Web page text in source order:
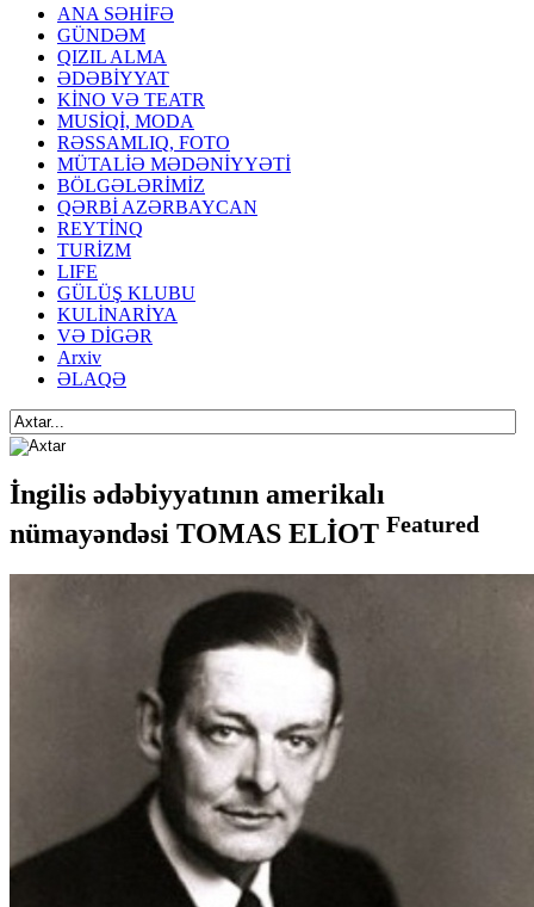
ANA SƏHİFƏ
GÜNDƏM
QIZIL ALMA
ƏDƏBİYYAT
KİNO VƏ TEATR
MUSİQİ, MODA
RƏSSAMLIQ, FOTO
MÜTALİƏ MƏDƏNİYYƏTİ
BÖLGƏLƏRİMİZ
QƏRBİ AZƏRBAYCAN
REYTİNQ
TURİZM
LIFE
GÜLÜŞ KLUBU
KULİNARİYA
VƏ DİGƏR
Arxiv
ƏLAQƏ
İngilis ədəbiyyatının amerikalı
nümayəndəsi TOMAS ELİOT Featured